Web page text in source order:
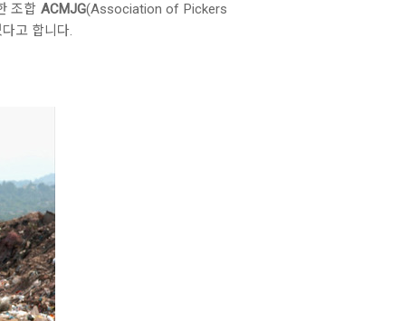
조합 ACMJG(Association of Pickers
고 합니다.